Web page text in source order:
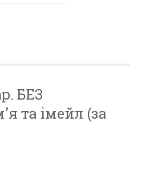
БЕЗ
та імейл (за